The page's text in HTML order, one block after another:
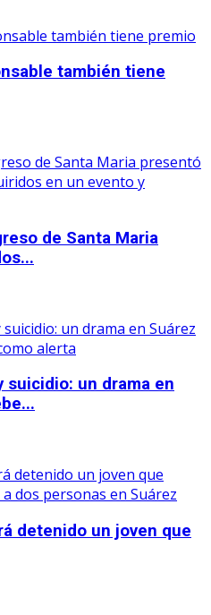
también tiene
de Santa Maria
suicidio: un drama en
detenido un joven que